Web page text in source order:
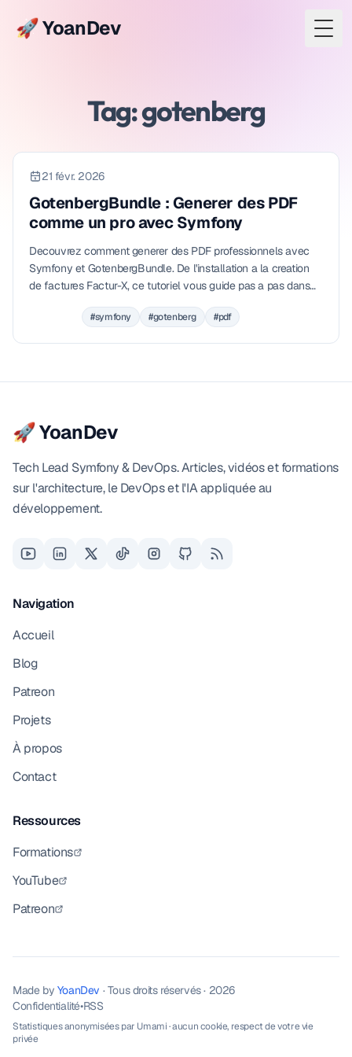
🚀 YoanDev
Tag: gotenberg
21 févr. 2026
GotenbergBundle : Generer des PDF
comme un pro avec Symfony
Decouvrez comment generer des PDF professionnels avec
Symfony et GotenbergBundle. De l'installation a la creation
de factures Factur-X, ce tutoriel vous guide pas a pas dans
#symfony #gotenberg #pdf
🚀 YoanDev
Tech Lead Symfony & DevOps. Articles, vidéos et formations
sur l'architecture, le DevOps et l'IA appliquée au
développement.
Navigation
Accueil
Blog
Patreon
Projets
À propos
Contact
Ressources
Formations
YouTube
Patreon
Made by YoanDev · Tous droits réservés · 2026
Confidentialité•RSS
Statistiques anonymisées par Umami· aucun cookie, respect de votre vie
privée